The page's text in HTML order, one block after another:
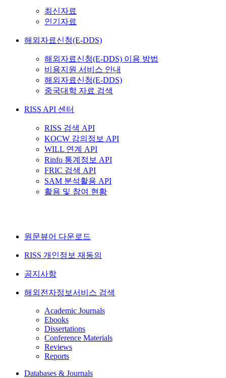
최신자료
인기자료
해외자료신청(E-DDS)
해외자료신청(E-DDS) 이용 방법
비용지원 서비스 안내
해외자료신청(E-DDS)
중국대학 자료 검색
RISS API 센터
RISS 검색 API
KOCW 강의정보 API
WILL 연계 API
Rinfo 통계정보 API
FRIC 검색 API
SAM 분석활용 API
활용 및 참여 현황
원문뷰어 다운로드
RISS 개인정보 재동의
공지사항
해외전자정보서비스 검색
Academic Journals
Ebooks
Dissertations
Conference Materials
Reviews
Reports
Databases & Journals